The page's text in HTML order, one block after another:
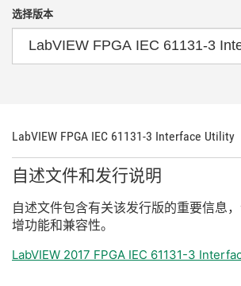
选择版本
LabVIEW FPGA IEC 61131-3 Interface Utility
自述文件和发行说明
自述文件包含有关该发行版的重要信息，
增功能和兼容性。
LabVIEW 2017 FPGA IEC 61131-3